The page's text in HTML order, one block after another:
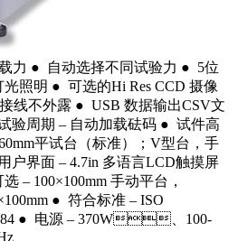
力 ● 自动选择不同试验力 ● 5位
照明 ● 可选的Hi Res CCD 摄像
线不外露 ● USB 数据输出CSV文
试验周期 – 自动加载砝码 ● 试件高
平试台（标准）；V型台，手
户界面 – 4.7in 多语言LCD触摸屏
100×100mm 手动平台，
● 符合标准 – ISO
● 电源 – 370W、100-